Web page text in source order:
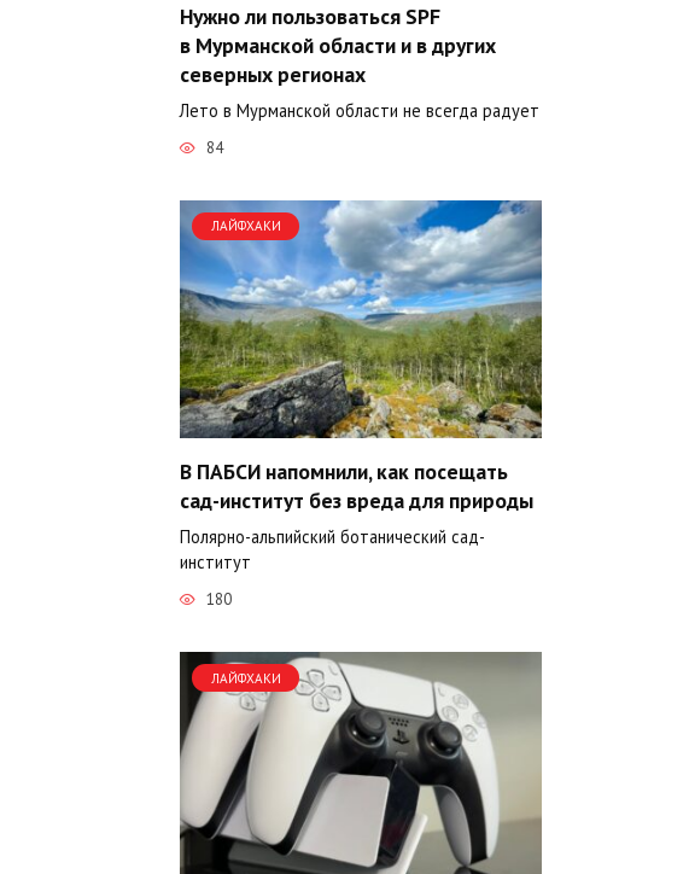
Нужно ли пользоваться SPF
в Мурманской области и в других
северных регионах
Лето в Мурманской области не всегда радует
84
ЛАЙФХАКИ
В ПАБСИ напомнили, как посещать
сад-институт без вреда для природы
Полярно-альпийский ботанический сад-
институт
180
ЛАЙФХАКИ